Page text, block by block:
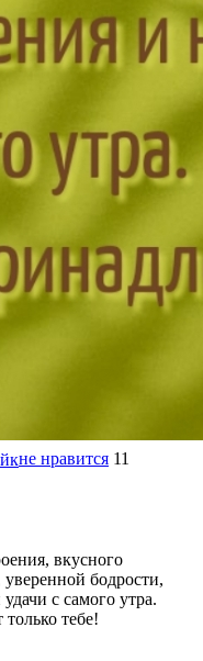
не нравится 11
вкусного
уверенной бодрости,
с самого утра.
тебе!